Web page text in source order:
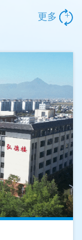
更多 +